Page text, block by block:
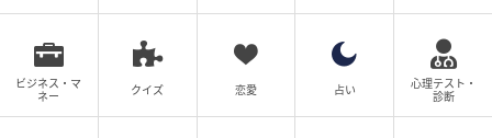
ビジネス・マ
ネー
クイズ 恋愛 占い
心理テスト・
診断